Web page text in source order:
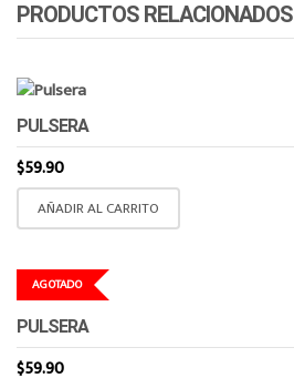
PRODUCTOS RELACIONADOS
PULSERA
$59.90
AÑADIR AL CARRITO
AGOTADO
PULSERA
$59.90